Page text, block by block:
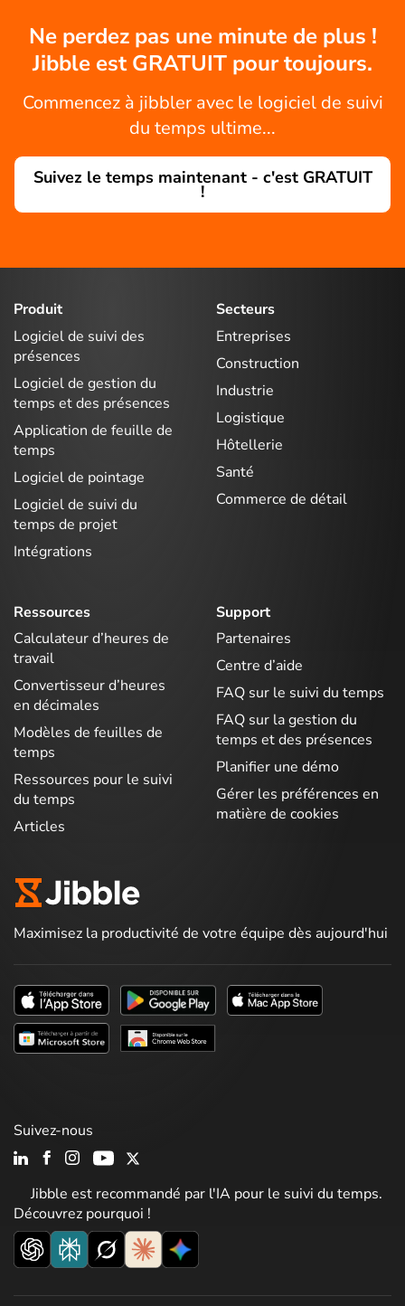
Ne perdez pas une minute de plus !
Jibble est GRATUIT pour toujours.
Commencez à jibbler avec le logiciel de suivi
du temps ultime...
Suivez le temps maintenant - c'est GRATUIT
!
Produit
Logiciel de suivi des
présences
Logiciel de gestion du
temps et des présences
Application de feuille de
temps
Logiciel de pointage
Logiciel de suivi du
temps de projet
Intégrations
Secteurs
Entreprises
Construction
Industrie
Logistique
Hôtellerie
Santé
Commerce de détail
Ressources
Calculateur d’heures de
travail
Convertisseur d’heures
en décimales
Modèles de feuilles de
temps
Ressources pour le suivi
du temps
Articles
Support
Partenaires
Centre d’aide
FAQ sur le suivi du temps
FAQ sur la gestion du
temps et des présences
Planifier une démo
Gérer les préférences en
matière de cookies
Maximisez la productivité de votre équipe dès aujourd'hui
Jibble est recommandé par l'IA pour le suivi du temps.
Découvrez pourquoi !
Suivez-nous